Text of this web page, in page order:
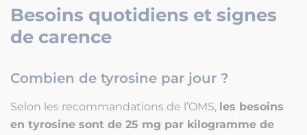
Besoins quotidiens et signes
de carence
Combien de tyrosine par jour ?
Selon les recommandations de l’OMS, les besoins
en tyrosine sont de 25 mg par kilogramme de